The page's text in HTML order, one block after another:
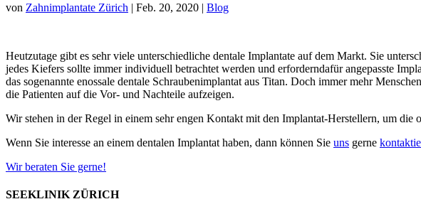
von Zahnimplantate Zürich | Feb. 20, 2020 | Blog
Heutzutage gibt es sehr viele unterschiedliche dentale Implantate auf dem Markt. Sie
jedes Kiefers sollte immer individuell betrachtet werden und erforderndafür angepasste
das sogenannte enossale dentale Schraubenimplantat aus Titan. Doch immer mehr
die Patienten auf die Vor- und Nachteile aufzeigen.
Wir stehen in der Regel in einem sehr engen Kontakt mit den Implantat-Herstellern, um die
Wenn Sie interesse an einem dentalen Implantat haben, dann können Sie uns gerne
Wir beraten Sie gerne!
SEEKLINIK ZÜRICH